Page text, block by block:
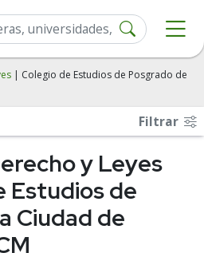
| Colegio de Estudios de Posgrado de
Filtrar
y Leyes
Estudios de
Ciudad de